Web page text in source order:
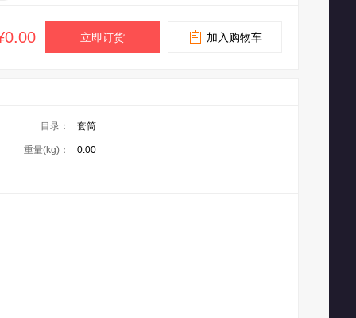
立即订货 加入购物车
目录： 套筒
重量(kg)： 0.00